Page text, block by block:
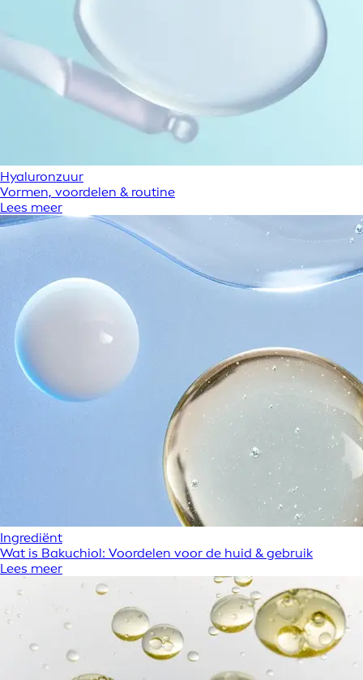
Hyaluronzuur
Vormen, voordelen & routine
Lees meer
Ingrediënt
Wat is Bakuchiol: Voordelen voor de huid & gebruik
Lees meer